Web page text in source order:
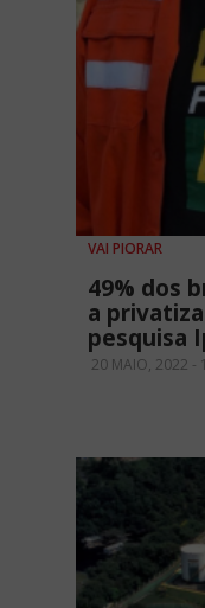
VAI PIORAR
49% dos
a
pesquisa
20 MAIO, 2022 -